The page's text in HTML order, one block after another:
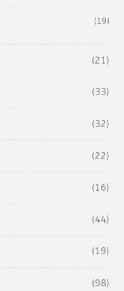
(19)
(21)
(33)
(32)
(22)
(16)
(44)
(19)
(98)